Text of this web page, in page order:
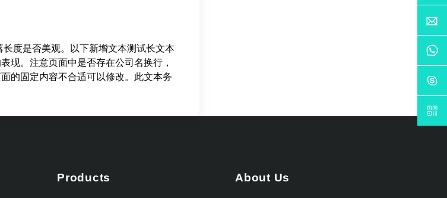
度是否美观。以下新增文本测试长文本
现。注意页面中是否存在公司名换行，
的固定内容不合适可以修改。此文本务
Products About Us